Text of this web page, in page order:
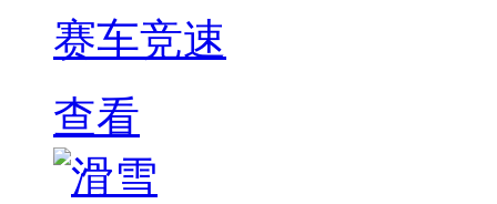
赛车竞速
查看